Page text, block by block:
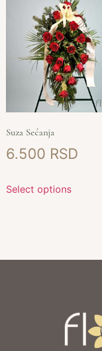
Suza Sećanja
6.500
Select options